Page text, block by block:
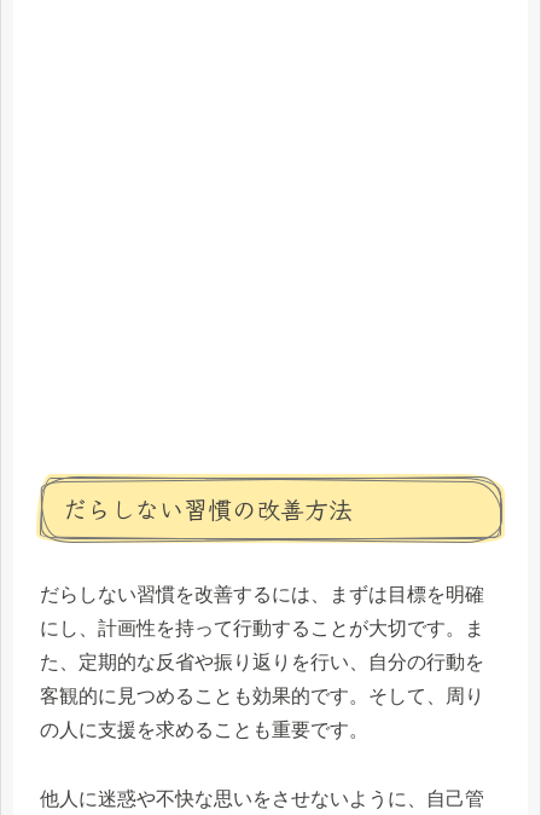
だらしない習慣の改善方法
だらしない習慣を改善するには、まずは目標を明確
にし、計画性を持って行動することが大切です。ま
た、定期的な反省や振り返りを行い、自分の行動を
客観的に見つめることも効果的です。そして、周り
の人に支援を求めることも重要です。
他人に迷惑や不快な思いをさせないように、自己管